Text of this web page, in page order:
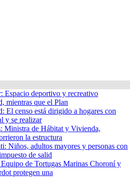
: Espacio deportivo y recreativo
mientras que el Plan
: El censo está dirigido a hogares con
y se realizar
: Ministra de Hábitat y Vivienda,
la estructura
: Niños, adultos mayores y personas con
de salid
Equipo de Tortugas Marinas Choroní y
protegen una